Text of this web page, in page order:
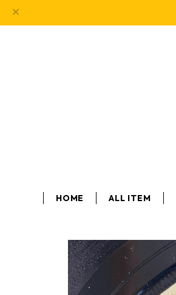
HOME ALL ITEM